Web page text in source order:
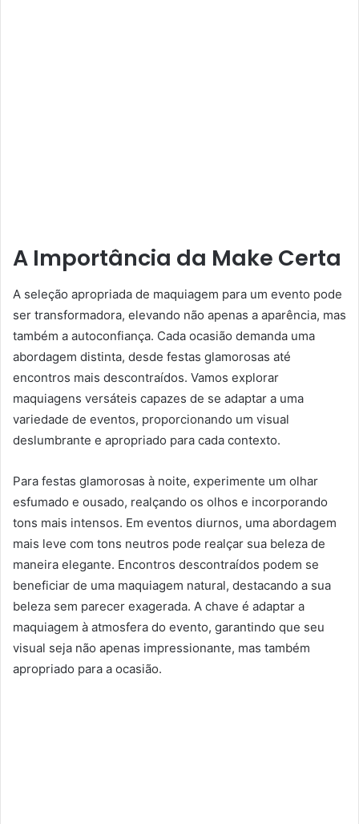
A Importância da Make Certa
A seleção apropriada de maquiagem para um evento pode
ser transformadora, elevando não apenas a aparência, mas
também a autoconfiança. Cada ocasião demanda uma
abordagem distinta, desde festas glamorosas até
encontros mais descontraídos. Vamos explorar
maquiagens versáteis capazes de se adaptar a uma
variedade de eventos, proporcionando um visual
deslumbrante e apropriado para cada contexto.
Para festas glamorosas à noite, experimente um olhar
esfumado e ousado, realçando os olhos e incorporando
tons mais intensos. Em eventos diurnos, uma abordagem
mais leve com tons neutros pode realçar sua beleza de
maneira elegante. Encontros descontraídos podem se
beneficiar de uma maquiagem natural, destacando a sua
beleza sem parecer exagerada. A chave é adaptar a
maquiagem à atmosfera do evento, garantindo que seu
visual seja não apenas impressionante, mas também
apropriado para a ocasião.